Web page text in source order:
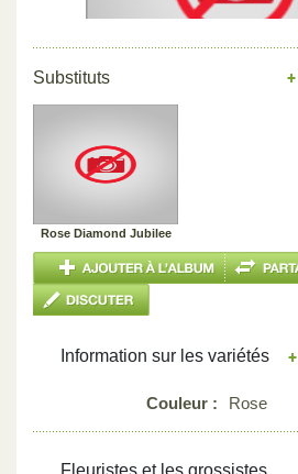
Substituts
Rose Diamond Jubilee
Information sur les variétés
Couleur : Rose
Fleuristes et les grossistes